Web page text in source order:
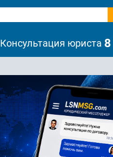
Консультация юриста